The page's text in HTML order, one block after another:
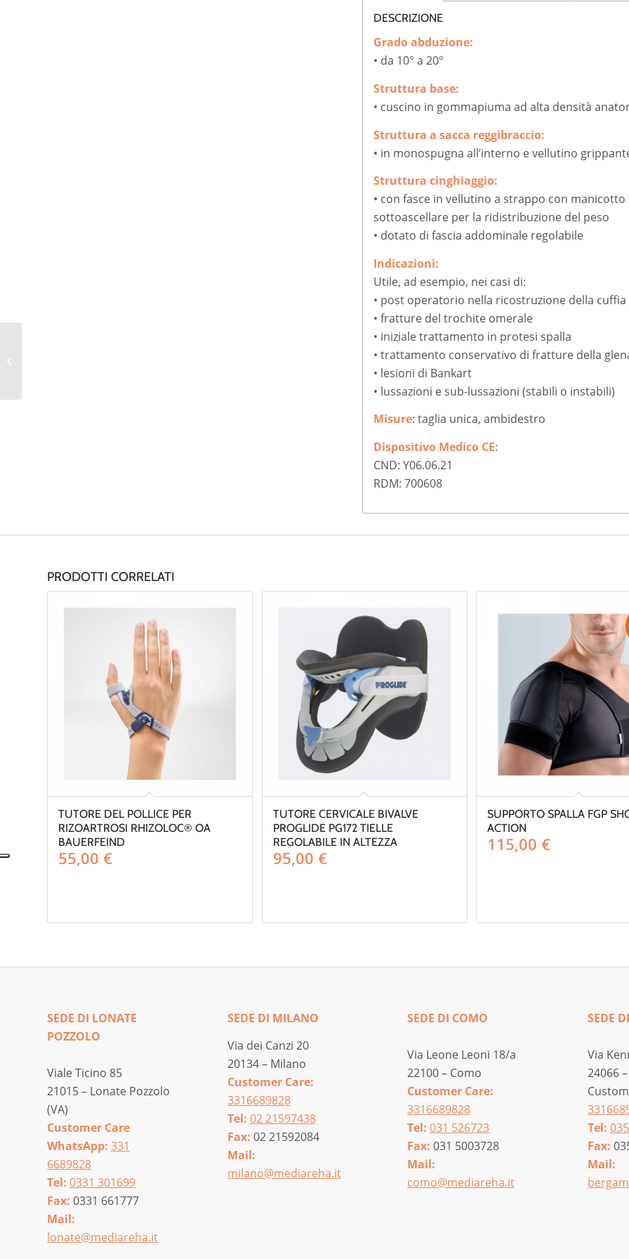
DESCRIZIONE
Grado abduzione:
• da 10° a 20°
Struttura base:
• cuscino in gommapiuma ad alta densità
Struttura a sacca reggibraccio:
• in monospugna all’interno e vellutino
Struttura cinghiaggio:
• con fasce in vellutino a strappo con
sottoascellare per la ridistribuzione del peso
• dotato di fascia addominale regolabile
Indicazioni:
Utile, ad esempio, nei casi di:
• post operatorio nella ricostruzione della
• fratture del trochite omerale
• iniziale trattamento in protesi spalla
• trattamento conservativo di fratture della
• lesioni di Bankart
• lussazioni e sub-lussazioni (stabili o instabili)
Misure: taglia unica, ambidestro
Dispositivo Medico CE:
CND: Y06.06.21
RDM: 700608
PRODOTTI CORRELATI
TUTORE DEL POLLICE PER
RIZOARTROSI RHIZOLOC® OA
BAUERFEIND
55,00 €
TUTORE CERVICALE BIVALVE
PROGLIDE PG172 TIELLE
REGOLABILE IN ALTEZZA
95,00 €
SUPPORTO SPALLA FGP
ACTION
115,00 €
SEDE DI LONATE
POZZOLO
Viale Ticino 85
21015 – Lonate Pozzolo
(VA)
Customer Care
WhatsApp: 331
6689828
Tel: 0331 301699
Fax: 0331 661777
Mail:
lonate@mediareha.it
SEDE DI MILANO
Via dei Canzi 20
20134 – Milano
Customer Care:
3316689828
Tel: 02 21597438
Fax: 02 21592084
Mail:
milano@mediareha.it
SEDE DI COMO
Via Leone Leoni 18/a
22100 – Como
Customer Care:
3316689828
Tel: 031 526723
Fax: 031 5003728
Mail:
como@mediareha.it
SEDE
Via
24066
Tel:
Fax:
Mail: